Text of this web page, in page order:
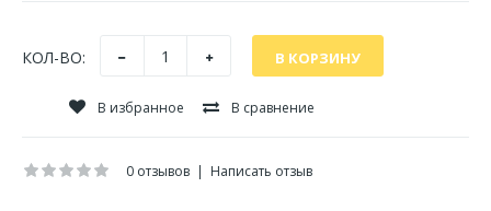
КОЛ-ВО:
В избранное В сравнение
0 отзывов | Написать отзыв